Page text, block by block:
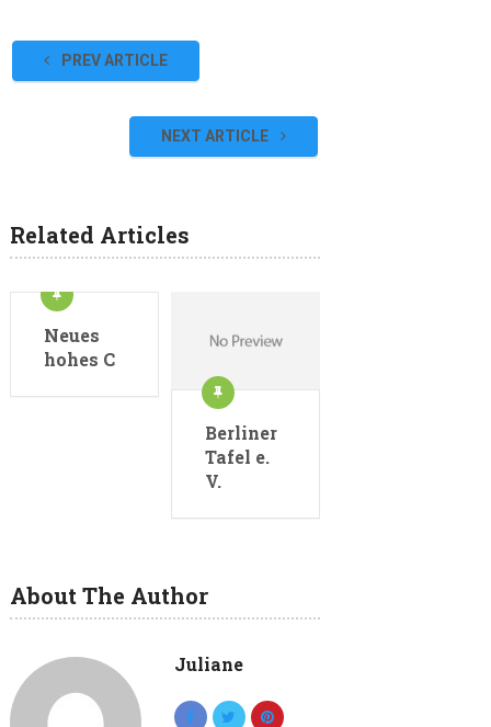
PREV ARTICLE
NEXT ARTICLE
Related Articles
Neues
hohes C
Berliner
Tafel e.
V.
About The Author
Juliane